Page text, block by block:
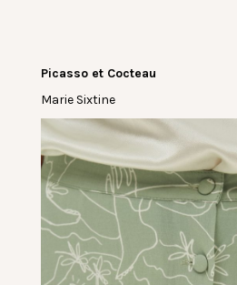
Picasso et Cocteau
Marie Sixtine